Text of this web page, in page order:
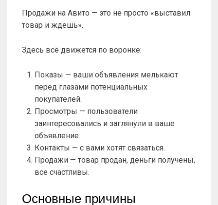
Продажи на Авито — это не просто «выставил
товар и ждешь».
Здесь всё движется по воронке:
Показы — ваши объявления мелькают
перед глазами потенциальных
покупателей.
Просмотры — пользователи
заинтересовались и заглянули в ваше
объявление.
Контакты — с вами хотят связаться.
Продажи — товар продан, деньги получены,
все счастливы.
Основные причины